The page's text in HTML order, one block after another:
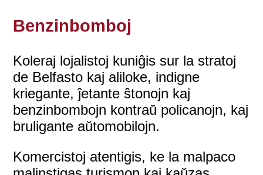
Benzinbomboj
Koleraj lojalistoj kuniĝis sur la stratoj
de Belfasto kaj aliloke, indigne
kriegante, ĵetante ŝtonojn kaj
benzinbombojn kontraŭ policanojn, kaj
bruligante aŭtomobilojn.
Komercistoj atentigis, ke la malpaco